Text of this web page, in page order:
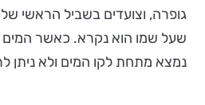
גופרה, וצועדים בשביל הראשי
שעל שמו הוא נקרא. כאשר המים
נמצא מתחת לקו המים ולא ניתן